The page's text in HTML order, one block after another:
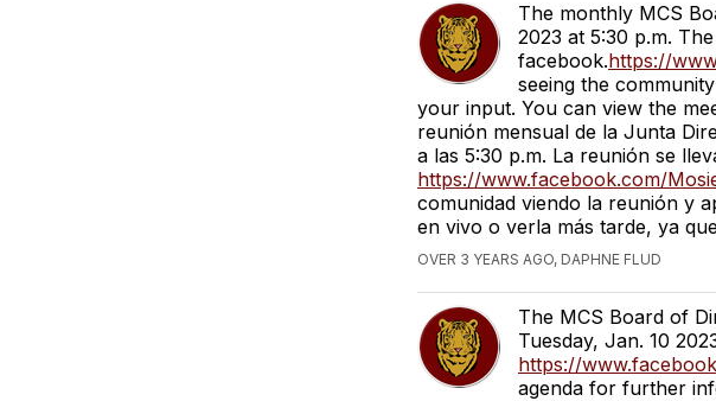
The monthly MCS
2023 at 5:30 p.m.
facebook.https://
seeing the
your input. You can view the
reunión mensual de la Junta
a las 5:30 p.m. La reunión se
https://www.facebook.com/
comunidad viendo la reunión y
en vivo o verla más tarde, ya
OVER 3 YEARS AGO, DAPHNE FLUD
The MCS Board of
Tuesday, Jan. 10
https://
agenda for further